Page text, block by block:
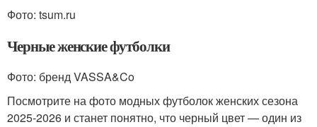
Фото: tsum.ru
Черные женские футболки
Фото: бренд VASSA&Co
Посмотрите на фото модных футболок женских сезона
2025-2026 и станет понятно, что черный цвет — один из